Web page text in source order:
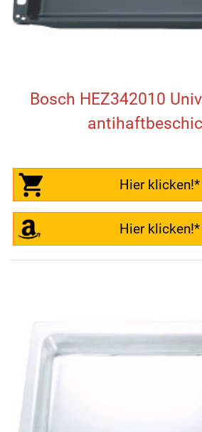
Bosch HEZ342010
Hier klicken!*
Hier klicken!*